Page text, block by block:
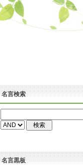
名言検索
名言黒板